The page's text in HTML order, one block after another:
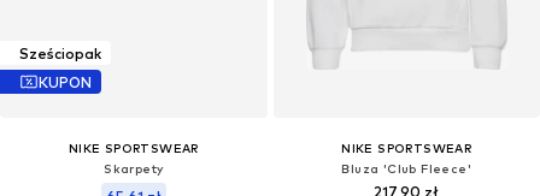
Sześciopak
KUPON
NIKE SPORTSWEAR
Skarpety
NIKE SPORTSWEAR
Bluza 'Club Fleece'
217,90 zł